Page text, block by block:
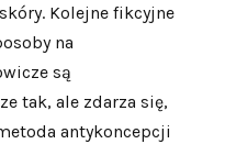
Kolejne fikcyjne
na
są
tak, ale zdarza się,
antykoncepcji